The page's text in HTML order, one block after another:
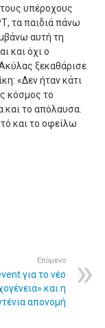
υπέροχους
τα παιδιά πάνω
αυτή τη
και όχι ο
ξεκαθάρισε
«Δεν ήταν κάτι
κόσμος το
και το απόλαυσα.
και το οφείλω
Επόμενο
για το νέο
και η
απονομή